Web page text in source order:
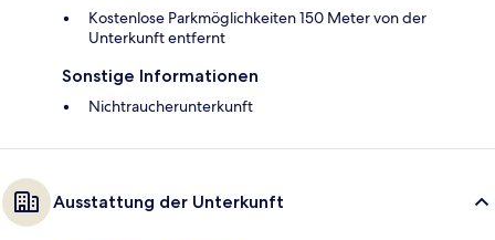
Kostenlose Parkmöglichkeiten 150 Meter von der
Unterkunft entfernt
Sonstige Informationen
Nichtraucherunterkunft
Ausstattung der Unterkunft